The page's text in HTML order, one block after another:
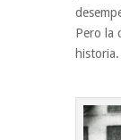
Pero la
historia.